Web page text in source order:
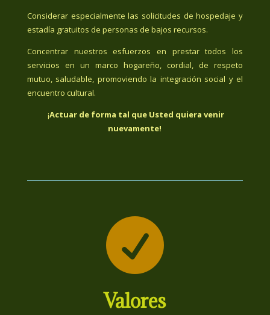
Considerar especialmente las solicitudes de hospedaje y
estadía gratuitos de personas de bajos recursos.
Concentrar nuestros esfuerzos en prestar todos los
servicios en un marco hogareño, cordial, de respeto
mutuo, saludable, promoviendo la integración social y el
encuentro cultural.
¡Actuar de forma tal que Usted quiera venir
nuevamente!

Valores